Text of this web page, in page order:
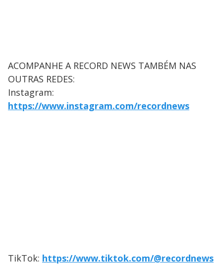
ACOMPANHE A RECORD NEWS TAMBÉM NAS
OUTRAS REDES:
Instagram:
https://www.instagram.com/recordnews
TikTok: https://www.tiktok.com/@recordnews